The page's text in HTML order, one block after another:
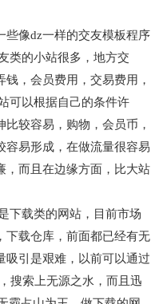
些像dz一样的交友模板程序
类的小站很多，地方交
，会员费用，交易费用，
可以根据自己的条件许
较容易，购物，会员币，
容易形成，在做流量很容易
，而且在边缘方面，比大站
下载类的网站，目前市场
下载仓库，前面都已经有无
吸引是艰难，以前可以通过
搜索上无源之水，而且迅